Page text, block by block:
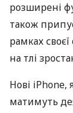
розширені
також
рамках
на тлі
Нові iPhone,
матимуть